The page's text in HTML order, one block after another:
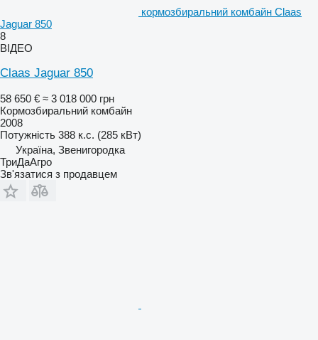
кормозбиральний комбайн Claas
Jaguar 850
8
ВІДЕО
Claas Jaguar 850
58 650 € ≈ 3 018 000 грн
Кормозбиральний комбайн
2008
Потужність 388 к.с. (285 кВт)
Україна, Звенигородка
ТриДаАгро
Зв'язатися з продавцем